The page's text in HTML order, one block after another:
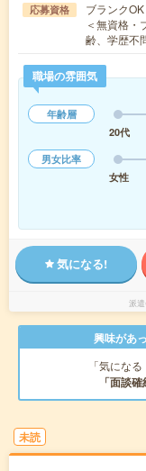
応募資格
ブランク
＜無資格・
齢、学歴不
職場の雰囲気
年齢層
20代
男女比率
女性
気になる!
派
興味があ
「気にな
「面談確
未読